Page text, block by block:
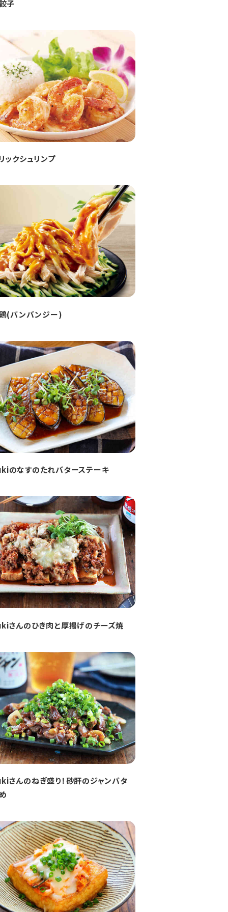
子
ックシュリンプ
(バンバンジー)
のなすのたれバターステーキ
さんのひき肉と厚揚げのチーズ焼
さんのねぎ盛り！砂肝のジャンバタ